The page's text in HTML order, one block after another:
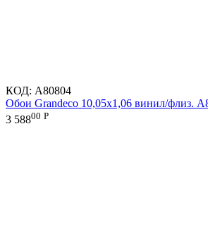
КОД: A80804
Обои Grandeco 10,05х1,06 винил/флиз.
3 58800 Р